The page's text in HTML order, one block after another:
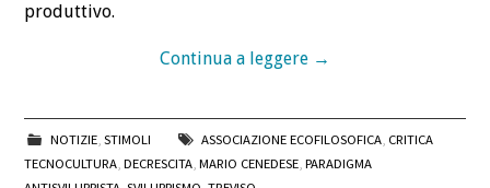
produttivo.
Continua a leggere →
NOTIZIE, STIMOLI ASSOCIAZIONE ECOFILOSOFICA, CRITICA
TECNOCULTURA,DECRESCITA,MARIO CENEDESE,PARADIGMA